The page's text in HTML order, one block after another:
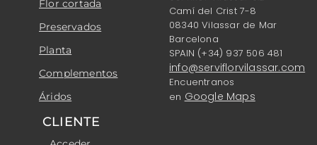
Flor cortada
Preservados
Planta
Complementos
Áridos
Camí del Crist 7-8
08340 Vilassar de Mar
Barcelona
SPAIN (+34) 937 506 481
info@serviflorvilassar.com
Encuentranos
en Google Maps
CLIENTE